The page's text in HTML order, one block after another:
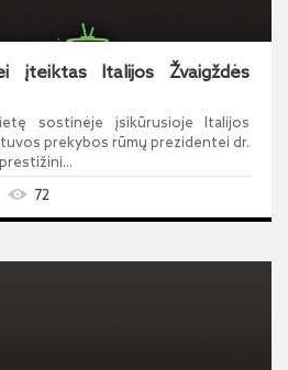
įteiktas Italijos Žvaigždės
sostinėje įsikūrusioje Italijos
prekybos rūmų prezidentei dr.
72